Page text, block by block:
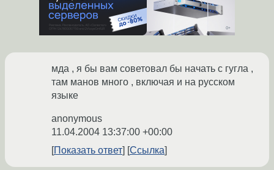
мда , я бы вам советовал бы начать с гугла ,
там манов много , включая и на русском
языке
anonymous
11.04.2004 13:37:00 +00:00
Показать ответ
Ссылка